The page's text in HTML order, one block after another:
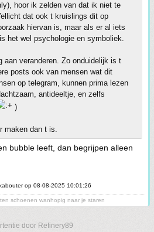
hoor ik zelden van dat ik niet te
dat ook t kruislings dit op
hiervan is, maar als er al iets
het wel psychologie en symboliek.
aan veranderen. Zo onduidelijk is t
posts ook van mensen wat dit
op telegram, kunnen prima lezen
antideeltje, en zelfs
)
maken dan t is.
bubble leeft, dan begrijpen alleen
op 08-08-2025 10:01:26
schoenen wanhopig naar je staren
door Refinery89